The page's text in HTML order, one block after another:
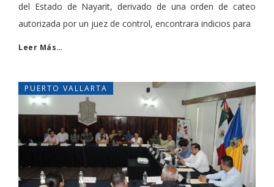
del Estado de Nayarit, derivado de una orden de cateo
autorizada por un juez de control, encontrara indicios para
Leer Más…
PUERTO VALLARTA